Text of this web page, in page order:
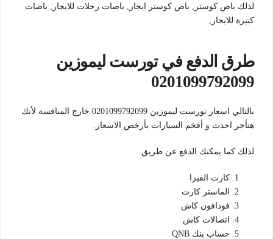
لذلك باص كوستر, باص كوستر ايجار, باصات رحلات للايجار, باصات
كبيرة للايجار,
طرق الدفع في تورست ليموزين
0201099792099
بالتالي اسعار تورست ليموزين 0201099792099 خارج المنافسة لأنك
هتأجر احدث و أفخم السيارات بأرخص الاسعار.
لذلك كما يمكنك الدفع عن طريق
كارت الفيزا
الماستر كارت
فودافون كاش
اتصالات كاش
حساب بنك QNB